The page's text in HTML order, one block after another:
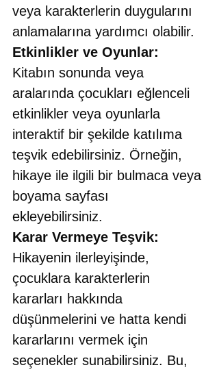
veya karakterlerin duygularını
anlamalarına yardımcı olabilir.
Etkinlikler ve Oyunlar:
Kitabın sonunda veya
aralarında çocukları eğlenceli
etkinlikler veya oyunlarla
interaktif bir şekilde katılıma
teşvik edebilirsiniz. Örneğin,
hikaye ile ilgili bir bulmaca veya
boyama sayfası
ekleyebilirsiniz.
Karar Vermeye Teşvik:
Hikayenin ilerleyişinde,
çocuklara karakterlerin
kararları hakkında
düşünmelerini ve hatta kendi
kararlarını vermek için
seçenekler sunabilirsiniz. Bu,